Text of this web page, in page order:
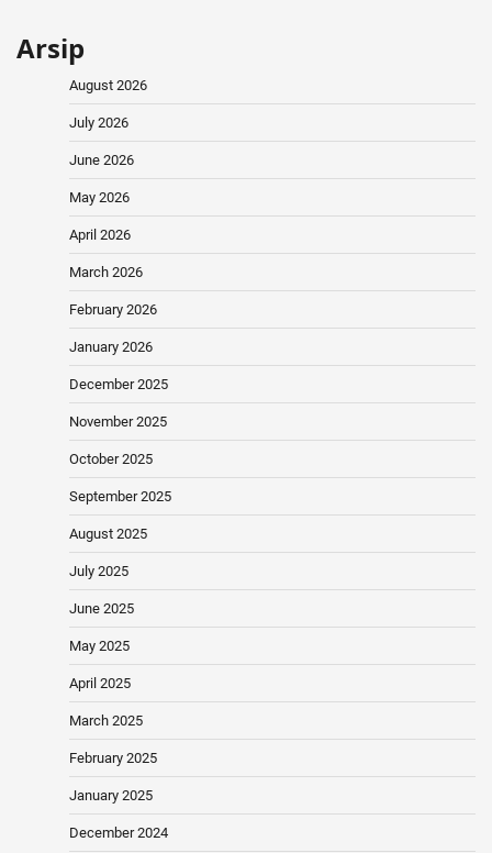
Arsip
August 2026
July 2026
June 2026
May 2026
April 2026
March 2026
February 2026
January 2026
December 2025
November 2025
October 2025
September 2025
August 2025
July 2025
June 2025
May 2025
April 2025
March 2025
February 2025
January 2025
December 2024